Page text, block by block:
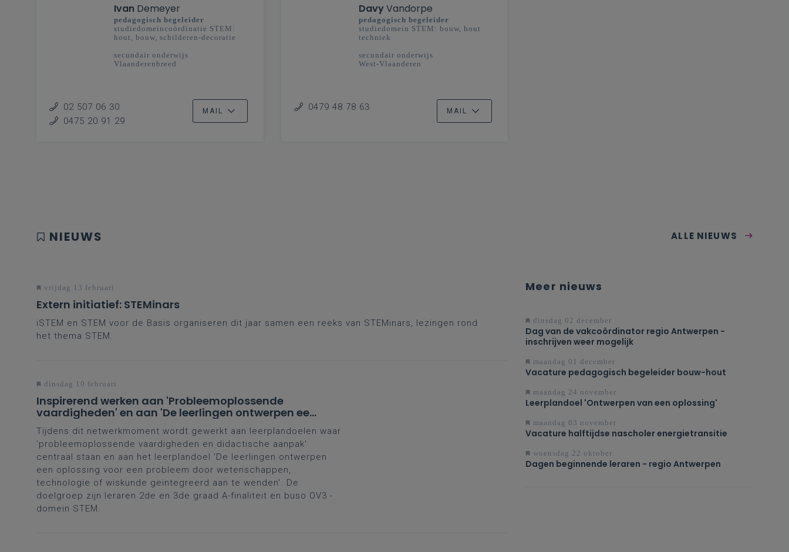
Ivan Demeyer
pedagogisch begeleider
studiedomeincoördinatie STEM:
hout, bouw, schilderen-decoratie
secundair onderwijs
Vlaanderenbreed
02 507 06 30
0475 20 91 29
MAIL
DavyVandorpe
pedagogisch begeleider
studiedomein STEM: bouw, hout
techniek
secundair onderwijs
West-Vlaanderen
0479 48 78 63 MAIL
NIEUWS ALLE NIEUWS
vrijdag 13 februari
Extern initiatief: STEMinars
iSTEM en STEM voor de Basis organiseren dit jaar samen een reeks van STEMinars, lezingen rond
het thema STEM.
dinsdag 10 februari
Inspirerend werken aan 'Probleemoplossende
vaardigheden' en aan 'De leerlingen ontwerpen een
oplossing voor een probleem of uitdaging'
Tijdens dit netwerkmoment wordt gewerkt aan leerplandoelen waar
'probleemoplossende vaardigheden en didactische aanpak'
centraal staan en aan het leerplandoel 'De leerlingen ontwerpen
een oplossing voor een probleem door wetenschappen,
technologie of wiskunde geïntegreerd aan te wenden'. De
doelgroep zijn leraren 2de en 3de graad A-finaliteit en buso OV3 -
domein STEM.
Meer nieuws
dinsdag 02 december
Dag van de vakcoördinator regio Antwerpen -
inschrijven weer mogelijk
maandag 01 december
Vacature pedagogisch begeleider bouw-hout
maandag 24 november
Leerplandoel 'Ontwerpen van een oplossing'
maandag 03 november
Vacature halftijdse nascholer energietransitie
woensdag 22 oktober
Dagen beginnende leraren - regio Antwerpen